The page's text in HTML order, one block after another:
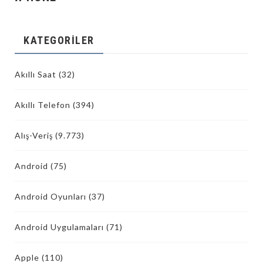
KATEGORILER
Akıllı Saat (32)
Akıllı Telefon (394)
Alış-Veriş (9.773)
Android (75)
Android Oyunları (37)
Android Uygulamaları (71)
Apple (110)